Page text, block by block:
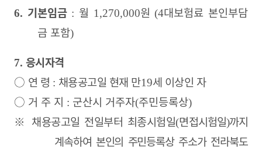
6. 기본임금 : 월 1,270,000원(4대보험료 본인부담
금 포함)
7. 응시자격
○ 연 령 : 채용공고일 현재 만19세 이상인 자
○ 거 주 지 : 군산시 거주자(주민등록상)
※ 채용공고일 전일부터 최종시험일(면접시험일)까지
계속하여 본인의 주민등록상 주소가 전라북도